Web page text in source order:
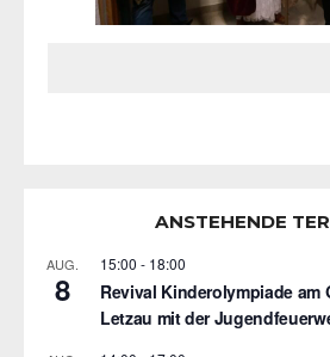
ANSTEHENDE
AUG.
8
15:00 - 18:00
Revival Kinderolympiade am
Letzau mit der